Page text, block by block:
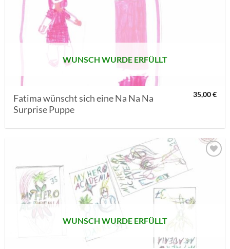
WUNSCH WURDE ERFÜLLT
Fatima wünscht sich eine Na Na Na
Surprise Puppe
35,00€
AUF MEINE
MERKLISTE
WUNSCH WURDE ERFÜLLT